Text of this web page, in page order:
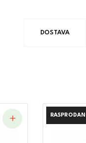
DOSTAVA